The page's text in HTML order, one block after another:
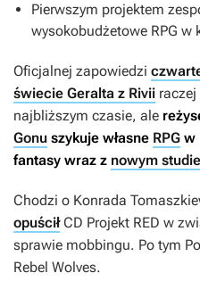
Pierwszym projektem
wysokobudżetowe RPG
Oficjalnej zapowiedzi
świecie Geralta z Rivii
najbliższym czasie, ale
Gonu szykuje własne RPG w
fantasy wraz z nowym
Chodzi o Konrada
opuściłCD Projekt RED w
sprawie mobbingu. Po tym
Rebel Wolves.